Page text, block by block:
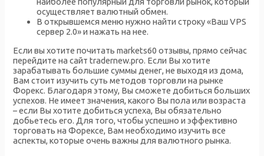
осуществляет валютный обмен.
В открывшемся меню нужно найти строку «Ваш VPS
сервер 2.0» и нажать на нее.
Если вы хотите почитать markets60 отзывы, прямо сейчас
перейдите на сайт tradernew.pro. Если Вы хотите
зарабатывать большие суммы денег, не выходя из дома,
Вам стоит изучить суть методов торговли на рынке
Форекс. Благодаря этому, Вы сможете добиться больших
успехов. Не имеет значения, какого Вы пола или возраста
– если Вы хотите добиться успеха, Вы обязательно
добьетесь его. Для того, чтобы успешно и эффективно
торговать на Форексе, Вам необходимо изучить все
аспекты, которые очень важны для валютного рынка.